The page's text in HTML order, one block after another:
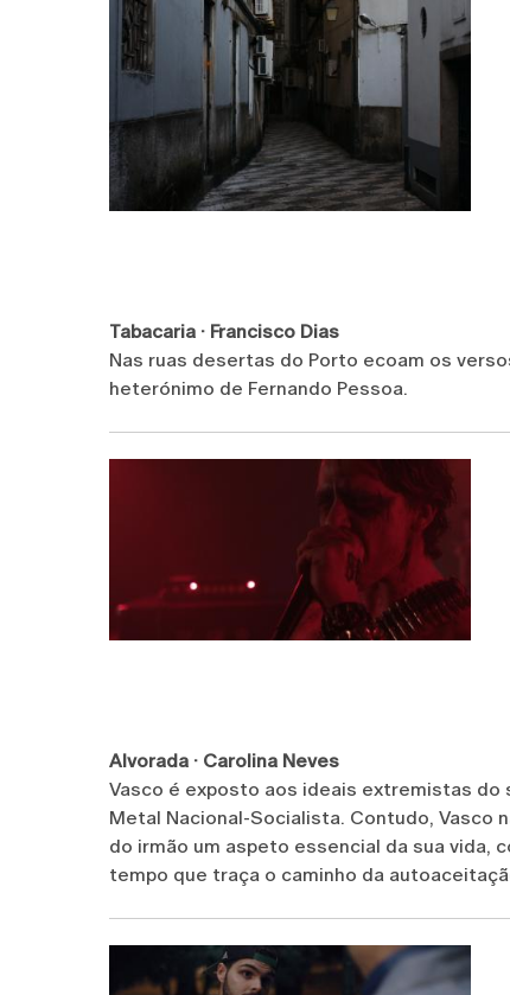
Tabacaria · Francisco Dias
Nas ruas desertas do Porto ecoam os
heterónimo de Fernando Pessoa.
Alvorada · Carolina Neves
Vasco é exposto aos ideais extremistas do
Metal Nacional-Socialista. Contudo, Vasco
do irmão um aspeto essencial da sua vida,
tempo que traça o caminho da